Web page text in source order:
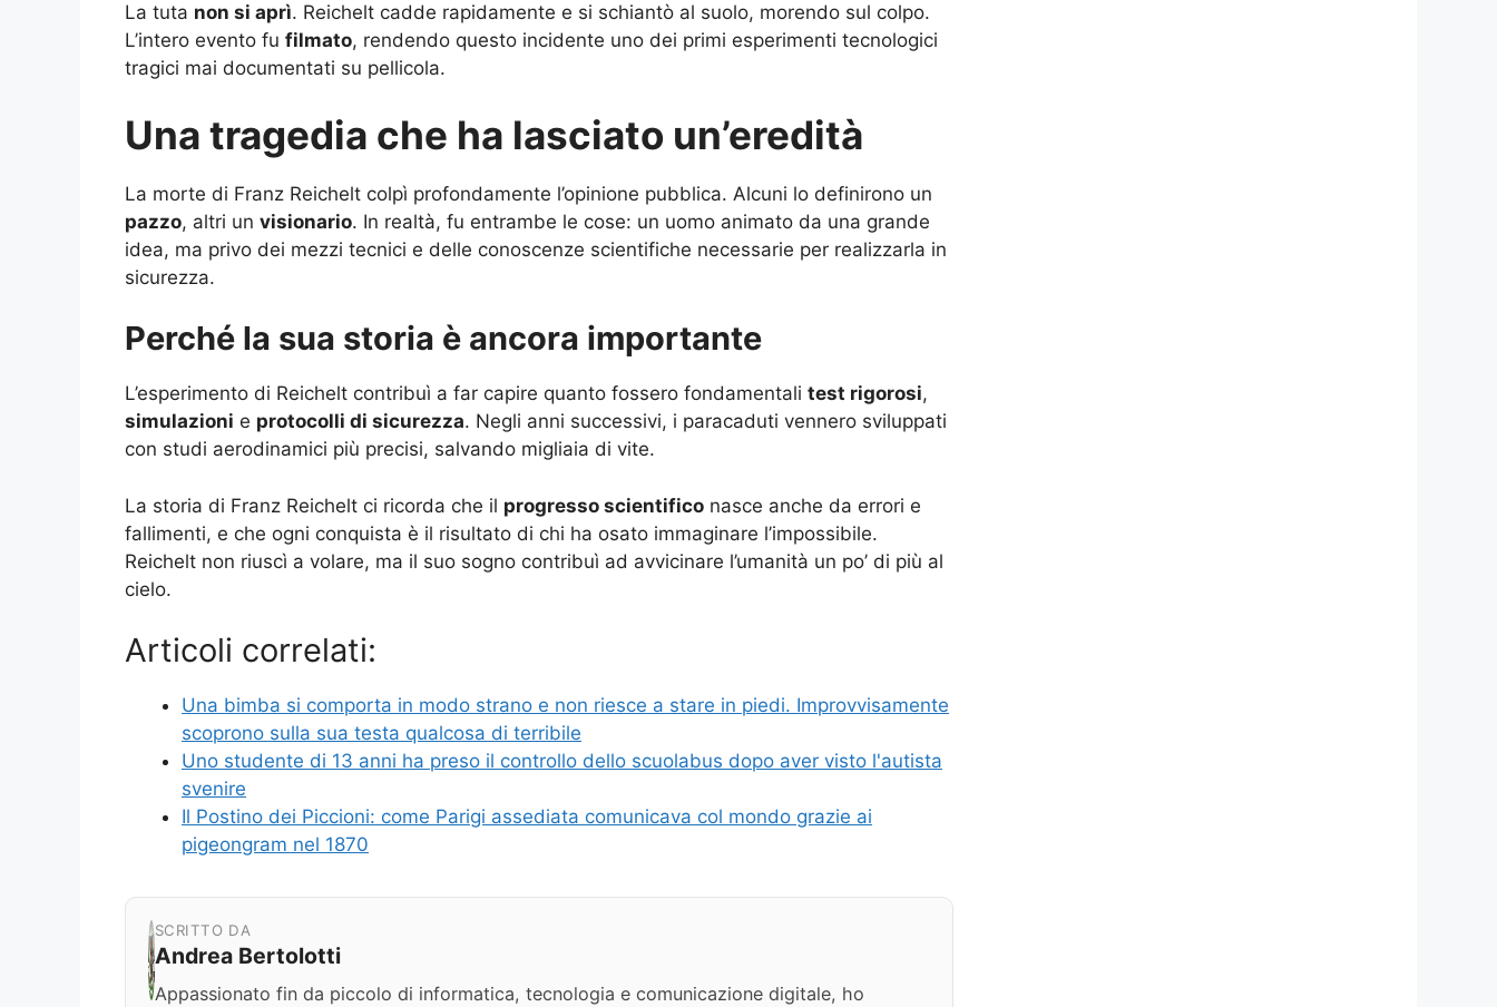
La tuta non si aprì. Reichelt cadde rapidamente e si schiantò al suolo, morendo sul colpo.
L’intero evento fu filmato, rendendo questo incidente uno dei primi esperimenti tecnologici
tragici mai documentati su pellicola.
Una tragedia che ha lasciato un’eredità
La morte di Franz Reichelt colpì profondamente l’opinione pubblica. Alcuni lo definirono un
pazzo, altri un visionario. In realtà, fu entrambe le cose: un uomo animato da una grande
idea, ma privo dei mezzi tecnici e delle conoscenze scientifiche necessarie per realizzarla in
sicurezza.
Perché la sua storia è ancora importante
L’esperimento di Reichelt contribuì a far capire quanto fossero fondamentali test rigorosi,
simulazioni e protocolli di sicurezza. Negli anni successivi, i paracaduti vennero sviluppati
con studi aerodinamici più precisi, salvando migliaia di vite.
La storia di Franz Reichelt ci ricorda che il progresso scientifico nasce anche da errori e
fallimenti, e che ogni conquista è il risultato di chi ha osato immaginare l’impossibile.
Reichelt non riuscì a volare, ma il suo sogno contribuì ad avvicinare l’umanità un po’ di più al
cielo.
Articoli correlati:
Una bimba si comporta in modo strano e non riesce a stare in piedi. Improvvisamente
scoprono sulla sua testa qualcosa di terribile
Uno studente di 13 anni ha preso il controllo dello scuolabus dopo aver visto l'autista
svenire
Il Postino dei Piccioni: come Parigi assediata comunicava col mondo grazie ai
pigeongram nel 1870
SCRITTO DA
Andrea Bertolotti
Appassionato fin da piccolo di informatica, tecnologia e comunicazione digitale, ho